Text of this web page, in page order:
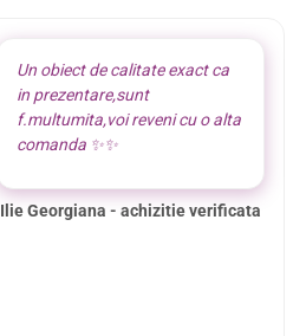
Un obiect de calitate exact ca
in prezentare,sunt
f.multumita,voi reveni cu o alta
comanda ✨️✨️
Ilie Georgiana - achizitie verificata